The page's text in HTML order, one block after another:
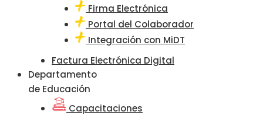
Firma Electrónica
Portal del Colaborador
Integración con MiDT
Factura Electrónica Digital
Departamento
de Educación
Capacitaciones